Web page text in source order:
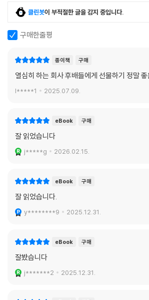
의 출발점이 되기를 매순간 진심으로 바라며 일하
비롯한 다양한 어려움을 긍정의 역사로 바꿔 나간
글즈4〉를 보고 이 멋진 여성에게 반해 먼저 들이
는 여성과 엄마들에게 이상향을 만들어 주었다. 그
그날도 그녀는 간장게장 집에서 게딱지에 밥을 살
진심 전력이 난 늘 사랑스럽다. 우린 밥집을 나와
사랑에 대한 만담을 또 전력을 다해 나눴다. 난 대
를 기증하던 수위 높은 이야기를 프라푸치노를 홀
다. 그녀에게 결핍은 분명 ‘미래의 나’를 쌓는 동력
윤활유로 작용했을 것이다.
결핍에 더해진 그녀의 단단한 실행력은 그녀의 커
설계할 수 있는 ‘독립변수’다. 그렇기에 우리는 이
사와 맥락의 브랜드를 입혀 줄 것이다.
클린봇이 부적절한 글을 감지 중입니다.
구매한줄평
종이책 구매
열심히 하는 회사 후배들에게 선물하기 정말
l*****1 2025.07.09.
eBook 구매
잘 읽었습니다
j*****g 2026.02.15.
eBook 구매
잘 읽었습니다.
y********9 2025.12.31.
eBook 구매
잘봤습니다
j*******2 2025.12.31.